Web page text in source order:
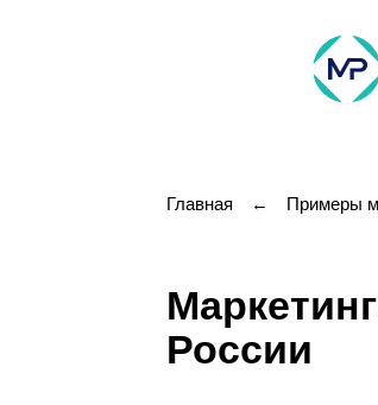
Главная ← Примеры
России